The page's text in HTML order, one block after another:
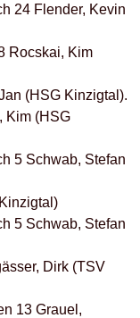
24 Flender, Kevin
Kim
(HSG Kinzigtal).
(HSG
5 Schwab, Stefan
5 Schwab, Stefan
Dirk (TSV
13 Grauel,